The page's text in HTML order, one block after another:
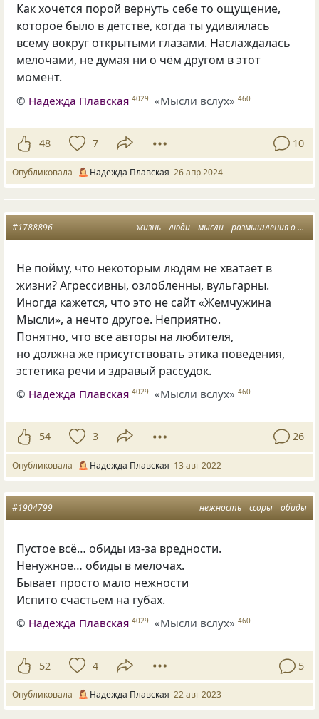
Как хочется порой вернуть себе то ощущение,
которое было в детстве, когда ты удивлялась
всему вокруг открытыми глазами. Наслаждалась
мелочами, не думая ни о чём другом в этот
момент.
© Надежда Плавская 4029 «Мысли вслух» 460
48 7 10
Опубликовала Надежда Плавская 26 апр 2024
жизнь люди мысли размышления о жизни
#1788896
Не пойму, что некоторым людям не хватает в
жизни? Агрессивны, озлобленны, вульгарны.
Иногда кажется, что это не сайт «Жемчужина
Мысли», а нечто другое. Неприятно.
Понятно, что все авторы на любителя,
но должна же присутствовать этика поведения,
эстетика речи и здравый рассудок.
© Надежда Плавская 4029 «Мысли вслух» 460
54 3 26
Опубликовала Надежда Плавская 13 авг 2022
нежность ссоры обиды
#1904799
Пустое всё… обиды из-за вредности.
Ненужное… обиды в мелочах.
Бывает просто мало нежности
Испито счастьем на губах.
© Надежда Плавская 4029 «Мысли вслух» 460
52 4 5
Опубликовала Надежда Плавская 22 авг 2023